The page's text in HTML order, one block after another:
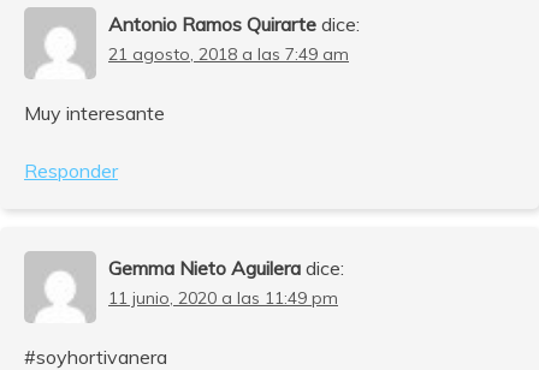
Antonio Ramos Quirarte dice:
21 agosto, 2018 a las 7:49 am
Muy interesante
Responder
Gemma Nieto Aguilera dice:
11 junio, 2020 a las 11:49 pm
#soyhortivanera